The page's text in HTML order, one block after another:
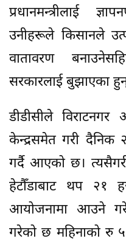
प्रधानमन्त्रीलाई
उनीहरूले किसानले
वातावरण
सरकारलाई बुझाएका
डीडीसीले
केन्द्रसमेत गरी
गर्दै आएको छ।
हेटौँडाबाट थप २१
आयोजनामा आउने
गरेको छ महिनाको रु